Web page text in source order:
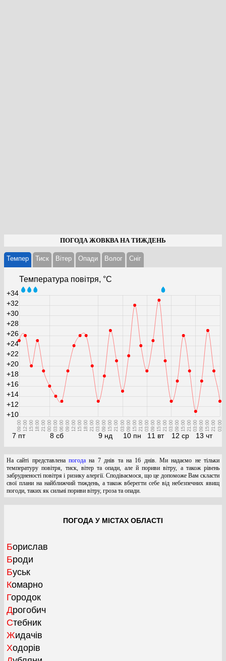
ПОГОДА ЖОВКВА НА ТИЖДЕНЬ
Темпер Тиск Вітер Опади Волог Cніг
Температура повітря, °С
7 пт
09:00 12:00 15:00 18:00 21:00
8 сб
00:00 03:00 06:00 09:00 12:00 15:00 18:00 21:00
9 нд
03:00 09:00 15:00 21:00
10 пн
03:00 09:00 15:00 21:00
11 вт
03:00 09:00 15:00 21:00
12 ср
03:00 09:00 15:00 21:00
13 чт
03:00 09:00 15:00 21:00 03:00
+10
+12
+14
+16
+18
+20
+22
+24
+26
+28
+30
+32
+34
На сайті представленапогода на 7 днів та на 16 днів. Ми надаємо не тільки
температуру повітря, тиск, вітер та опади, але й пориви вітру, а також рівень
забрудненості повітря і ризику алергії. Сподіваємося, що це допоможе Вам скласти
свої плани на найближчий тиждень, а також вберегти себе від небезпечних явищ
погоди, таких як сильні пориви вітру, гроза та опади.
ПОГОДА У МІСТАХ ОБЛАСТІ
Борислав
Броди
Буськ
Комарно
Городок
Дрогобич
Стебник
Жидачів
Ходорів